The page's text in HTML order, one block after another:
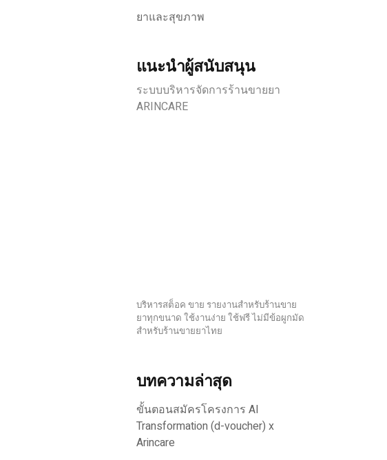
ยาและสุขภาพ
แนะนำผู้สนับสนุน
ระบบบริหารจัดการร้านขายยา
ARINCARE
บริหารสต็อค ขาย รายงานสำหรับร้านขาย
ยาทุกขนาด ใช้งานง่าย ใช้ฟรี ไม่มีข้อผูกมัด
สำหรับร้านขายยาไทย
บทความล่าสุด
ขั้นตอนสมัครโครงการ AI
Transformation (d-voucher) x
Arincare